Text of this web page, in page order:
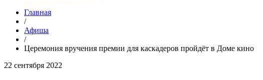
Главная
/
Афиша
/
Церемония вручения премии для каскадеров пройдёт в Доме кино
22 сентября 2022